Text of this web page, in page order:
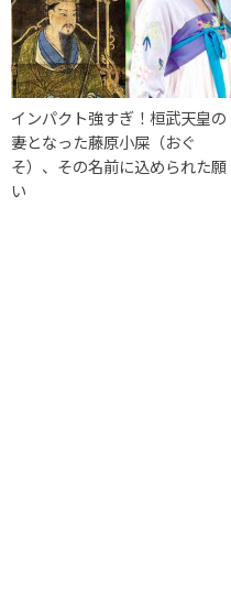
インパクト強すぎ！桓武天皇の
妻となった藤原小屎（おぐ
そ）、その名前に込められた願
い